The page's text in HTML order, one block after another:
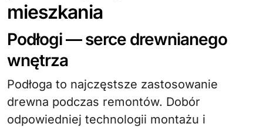
mieszkania
Podłogi — serce drewnianego
wnętrza
Podłoga to najczęstsze zastosowanie
drewna podczas remontów. Dobór
odpowiedniej technologii montażu i